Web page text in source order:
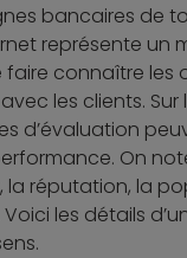
bancaires de
représente un
connaître les
les clients. Sur
d’évaluation
On
la réputation, la
les détails